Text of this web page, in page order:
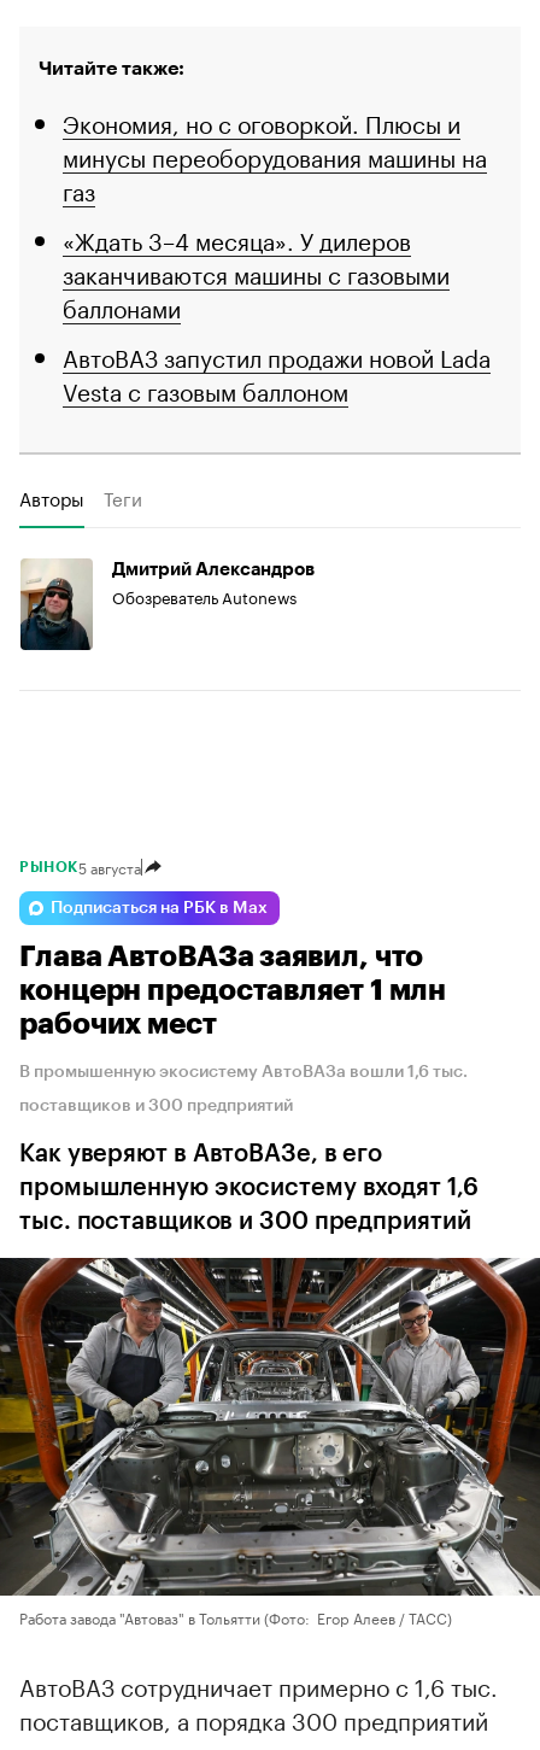
Читайте также:
Экономия, но с оговоркой. Плюсы и
минусы переоборудования машины на
газ
«Ждать 3–4 месяца». У дилеров
заканчиваются машины с газовыми
баллонами
АвтоВАЗ запустил продажи новой Lada
Vesta с газовым баллоном
Авторы Теги
Дмитрий Александров
Обозреватель Autonews
РЫНОК5 августа
Подписаться на РБК в Max
Глава АвтоВАЗа заявил, что
концерн предоставляет 1 млн
рабочих мест
В промышенную экосистему АвтоВАЗа вошли 1,6 тыс.
поставщиков и 300 предприятий
Как уверяют в АвтоВАЗе, в его
промышленную экосистему входят 1,6
тыс. поставщиков и 300 предприятий
Работа завода "Автоваз" в Тольятти(Фото: Егор Алеев / ТАСС)
АвтоВАЗ сотрудничает примерно с 1,6 тыс.
поставщиков, а порядка 300 предприятий